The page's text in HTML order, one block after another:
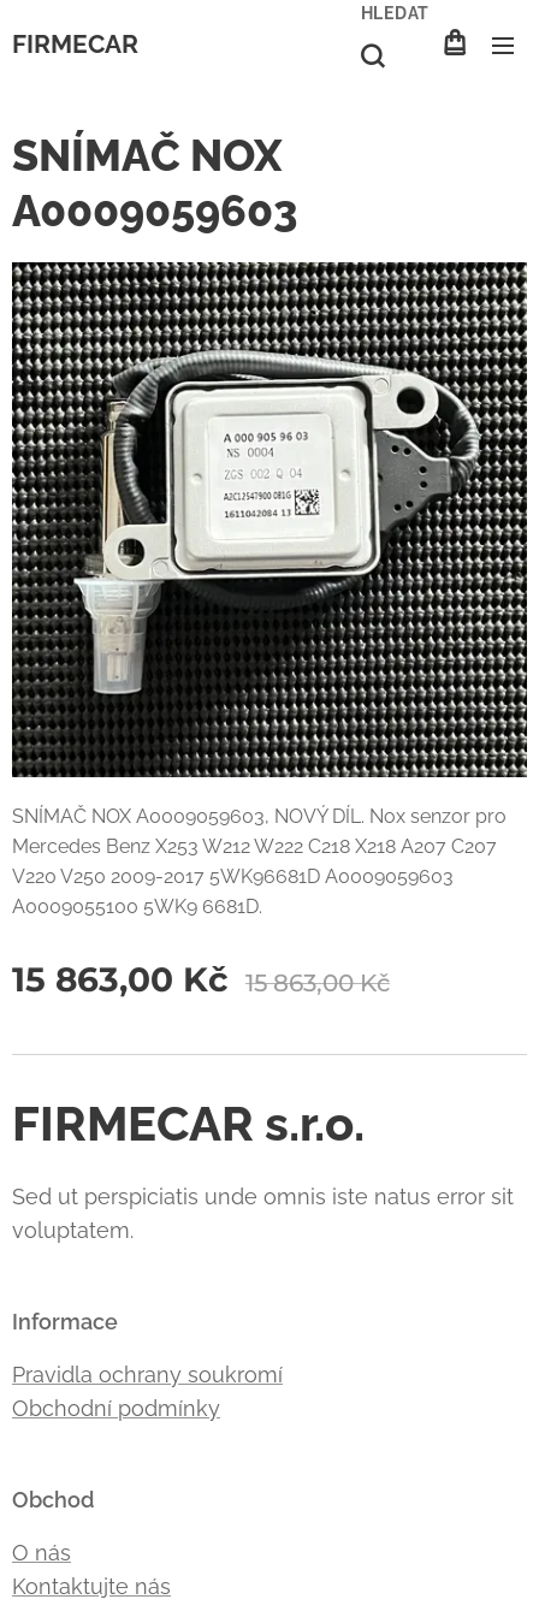
FIRMECAR
HLEDAT
SNÍMAČ NOX
A0009059603
SNÍMAČ NOX A0009059603, NOVÝ DÍL. Nox senzor pro
Mercedes Benz X253 W212 W222 C218 X218 A207 C207
V220 V250 2009-2017 5WK96681D A0009059603
A0009055100 5WK9 6681D.
15 863,00 Kč 15 863,00Kč
FIRMECAR s.r.o.
Sed ut perspiciatis unde omnis iste natus error sit
voluptatem.
Informace
Pravidla ochrany soukromí
Obchodní podmínky
Obchod
O nás
Kontaktujte nás